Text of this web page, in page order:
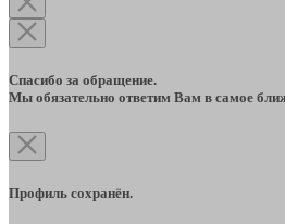
Спасибо за обращение.
Мы обязательно ответим Вам в самое
Профиль сохранён.